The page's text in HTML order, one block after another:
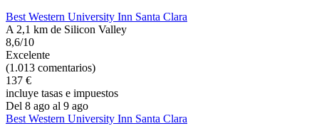
Best Western University Inn Santa Clara
A 2,1 km de Silicon Valley
8,6/10
Excelente
(1.013 comentarios)
137 €
incluye tasas e impuestos
Del 8 ago al 9 ago
Best Western University Inn Santa Clara